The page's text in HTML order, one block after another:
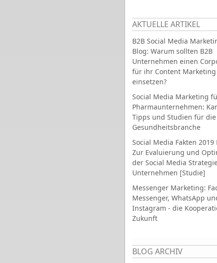
AKTUELLE ARTIKEL
B2B Social Media
Blog: Warum sollten B2B
Unternehmen einen
für ihr Content Marketing
einsetzen?
Social Media Marketing
Pharmaunternehmen:
Tipps und Studien für die
Gesundheitsbranche
Social Media Fakten 2019
Zur Evaluierung und
der Social Media
Unternehmen [Studie]
Messenger Marketing:
Messenger, WhatsApp
Instagram - die
Zukunft
BLOG ARCHIV
Seiten